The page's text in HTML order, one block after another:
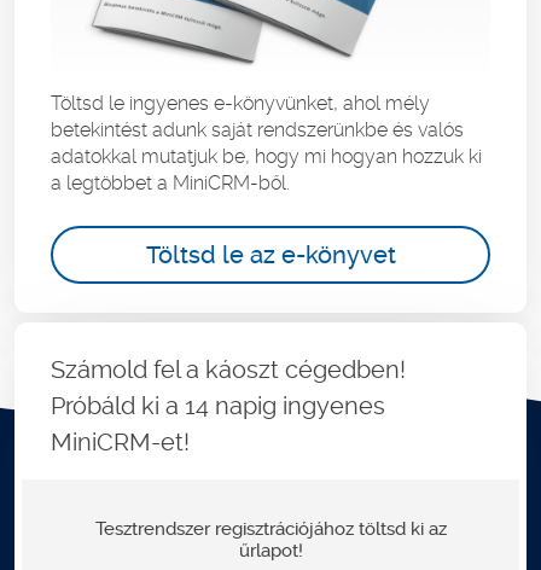
Töltsd le ingyenes e-könyvünket, ahol mély
betekintést adunk saját rendszerünkbe és valós
adatokkal mutatjuk be, hogy mi hogyan hozzuk ki
a legtöbbet a MiniCRM-ből.
Töltsd le az e-könyvet
Számold fel a káoszt cégedben!
Próbáld ki a 14 napig ingyenes
MiniCRM-et!
Tesztrendszer regisztrációjához töltsd ki az
űrlapot!